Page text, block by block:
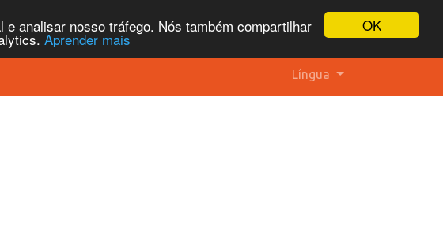
OK
analisar nosso tráfego. Nós também compartilhar
Aprender mais
Língua